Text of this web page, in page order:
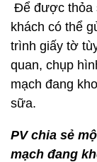
Để được thỏa
khách có thể
trình giấy tờ
quan, chụp
mạch đang
sữa.
PV chia sẻ
mạch đang